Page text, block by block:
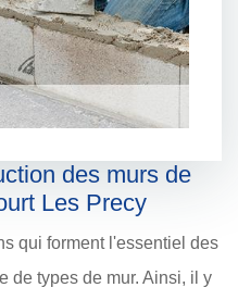
des murs de
Les Precy
qui forment l'essentiel des
de types de mur. Ainsi, il y